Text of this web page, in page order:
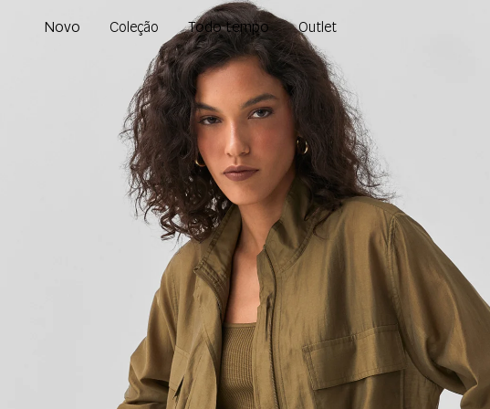
Novo Coleção Todo tempo Outlet